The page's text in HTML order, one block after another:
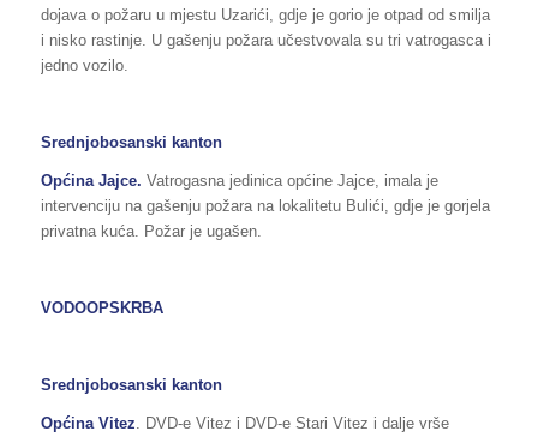
dojava o požaru u mjestu Uzarići, gdje je gorio je otpad od smilja
i nisko rastinje. U gašenju požara učestvovala su tri vatrogasca i
jedno vozilo.
Srednjobosanski kanton
Općina Jajce. Vatrogasna jedinica općine Jajce, imala je
intervenciju na gašenju požara na lokalitetu Bulići, gdje je gorjela
privatna kuća. Požar je ugašen.
VODOOPSKRBA
Srednjobosanski kanton
Općina Vitez . DVD-e Vitez i DVD-e Stari Vitez i dalje vrše